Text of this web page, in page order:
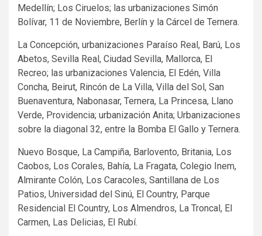
Medellín; Los Ciruelos; las urbanizaciones Simón
Bolívar, 11 de Noviembre, Berlín y la Cárcel de Ternera.
La Concepción, urbanizaciones Paraíso Real, Barú, Los
Abetos, Sevilla Real, Ciudad Sevilla, Mallorca, El
Recreo; las urbanizaciones Valencia, El Edén, Villa
Concha, Beirut, Rincón de La Villa, Villa del Sol, San
Buenaventura, Nabonasar, Ternera, La Princesa, Llano
Verde, Providencia; urbanización Anita; Urbanizaciones
sobre la diagonal 32, entre la Bomba El Gallo y Ternera.
Nuevo Bosque, La Campiña, Barlovento, Britania, Los
Caobos, Los Corales, Bahía, La Fragata, Colegio Inem,
Almirante Colón, Los Caracoles, Santillana de Los
Patios, Universidad del Sinú, El Country, Parque
Residencial El Country, Los Almendros, La Troncal, El
Carmen, Las Delicias, El Rubí.